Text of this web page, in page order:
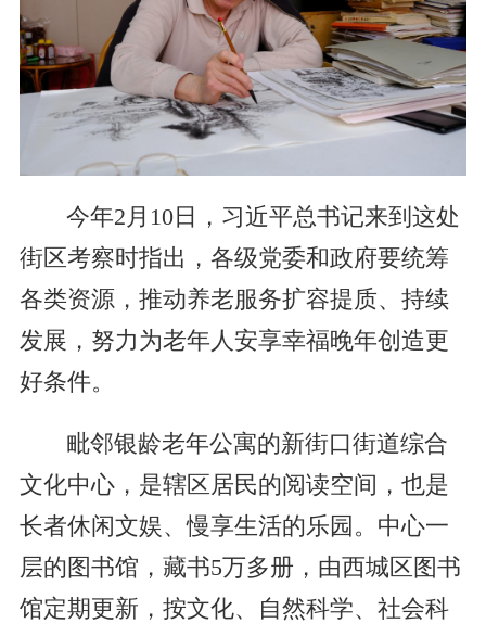
今年2月10日，习近平总书记来到这处
街区考察时指出，各级党委和政府要统筹
各类资源，推动养老服务扩容提质、持续
发展，努力为老年人安享幸福晚年创造更
好条件。
毗邻银龄老年公寓的新街口街道综合
文化中心，是辖区居民的阅读空间，也是
长者休闲文娱、慢享生活的乐园。中心一
层的图书馆，藏书5万多册，由西城区图书
馆定期更新，按文化、自然科学、社会科